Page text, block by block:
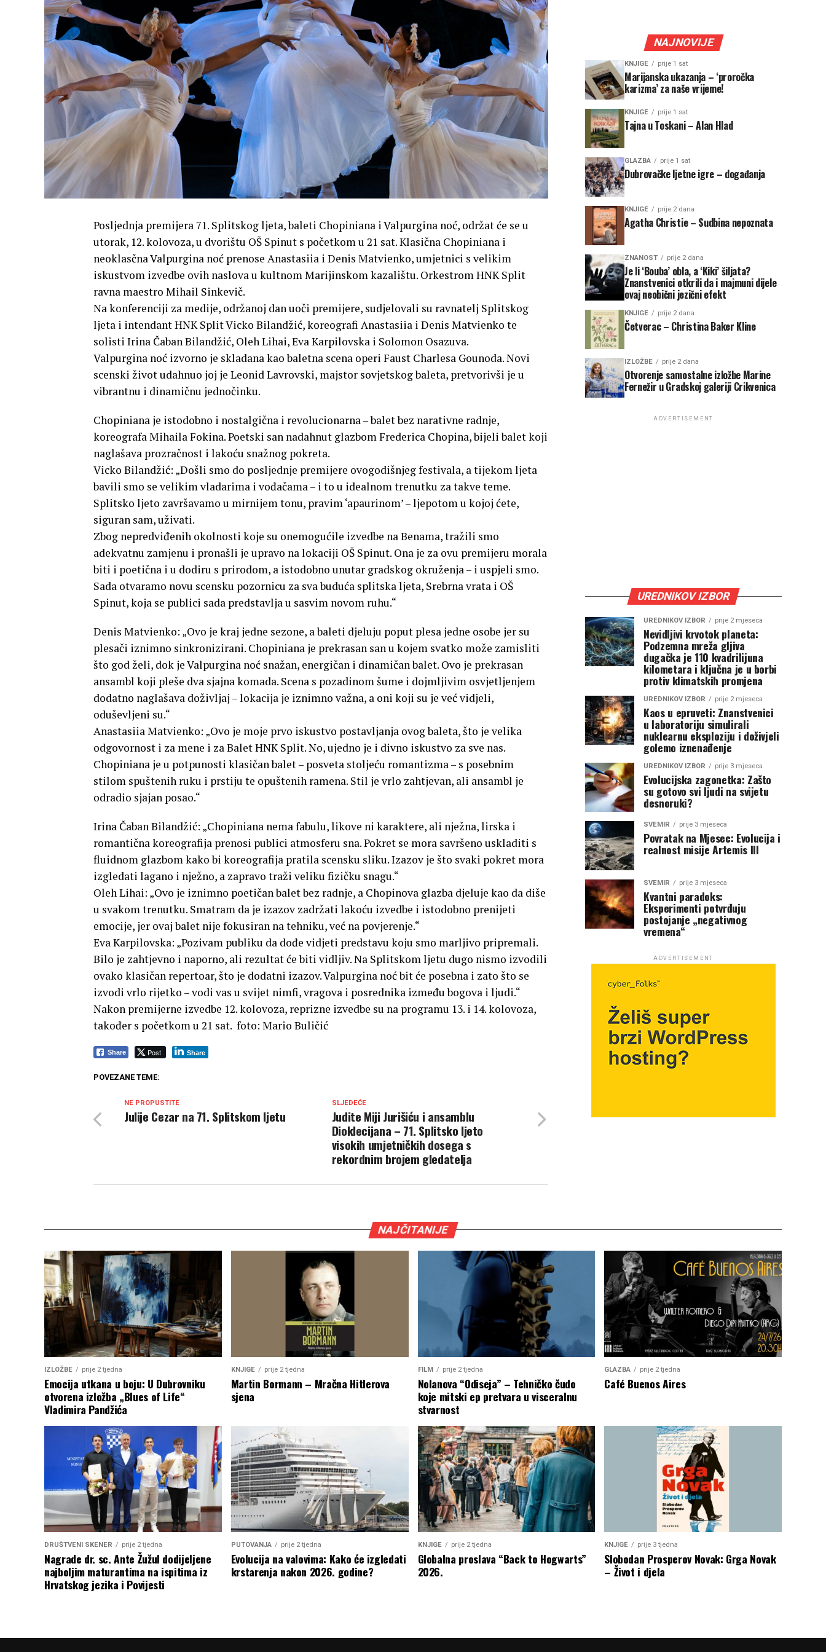
Posljednja premijera 71. Splitskog ljeta, baleti Chopiniana i Valpurgina noć, održat će se u
utorak, 12. kolovoza, u dvorištu OŠ Spinut s početkom u 21 sat. Klasična Chopiniana i
neoklasčna Valpurgina noć prenose Anastasiia i Denis Matvienko, umjetnici s velikim
iskustvom izvedbe ovih naslova u kultnom Marijinskom kazalištu. Orkestrom HNK Split
ravna maestro Mihail Sinkevič.
Na konferenciji za medije, održanoj dan uoči premijere, sudjelovali su ravnatelj Splitskog
ljeta i intendant HNK Split Vicko Bilandžić, koreografi Anastasiia i Denis Matvienko te
solisti Irina Čaban Bilandžić, Oleh Lihai, Eva Karpilovska i Solomon Osazuva.
Valpurgina noć izvorno je skladana kao baletna scena operi Faust Charlesa Gounoda. Novi
scenski život udahnuo joj je Leonid Lavrovski, majstor sovjetskog baleta, pretvorivši je u
vibrantnu i dinamičnu jednočinku.
Chopiniana je istodobno i nostalgična i revolucionarna – balet bez narativne radnje,
koreografa Mihaila Fokina. Poetski san nadahnut glazbom Frederica Chopina, bijeli balet koji
naglašava prozračnost i lakoću snažnog pokreta.
Vicko Bilandžić: „Došli smo do posljednje premijere ovogodišnjeg festivala, a tijekom ljeta
bavili smo se velikim vladarima i vođačama – i to u idealnom trenutku za takve teme.
Splitsko ljeto završavamo u mirnijem tonu, pravim ‘apaurinom’ – ljepotom u kojoj ćete,
siguran sam, uživati.
Zbog nepredviđenih okolnosti koje su onemogućile izvedbe na Benama, tražili smo
adekvatnu zamjenu i pronašli je upravo na lokaciji OŠ Spinut. Ona je za ovu premijeru morala
biti i poetična i u dodiru s prirodom, a istodobno unutar gradskog okruženja – i uspjeli smo.
Sada otvaramo novu scensku pozornicu za sva buduća splitska ljeta, Srebrna vrata i OŠ
Spinut, koja se publici sada predstavlja u sasvim novom ruhu.“
Denis Matvienko: „Ovo je kraj jedne sezone, a baleti djeluju poput plesa jedne osobe jer su
plesači iznimno sinkronizirani. Chopiniana je prekrasan san u kojem svatko može zamisliti
što god želi, dok je Valpurgina noć snažan, energičan i dinamičan balet. Ovo je prekrasan
ansambl koji pleše dva sjajna komada. Scena s pozadinom šume i dojmljivim osvjetljenjem
dodatno naglašava doživljaj – lokacija je iznimno važna, a oni koji su je već vidjeli,
oduševljeni su.“
Anastasiia Matvienko: „Ovo je moje prvo iskustvo postavljanja ovog baleta, što je velika
odgovornost i za mene i za Balet HNK Split. No, ujedno je i divno iskustvo za sve nas.
Chopiniana je u potpunosti klasičan balet – posveta stoljeću romantizma – s posebnim
stilom spuštenih ruku i prstiju te opuštenih ramena. Stil je vrlo zahtjevan, ali ansambl je
odradio sjajan posao.“
Irina Čaban Bilandžić: „Chopiniana nema fabulu, likove ni karaktere, ali nježna, lirska i
romantična koreografija prenosi publici atmosferu sna. Pokret se mora savršeno uskladiti s
fluidnom glazbom kako bi koreografija pratila scensku sliku. Izazov je što svaki pokret mora
izgledati lagano i nježno, a zapravo traži veliku fizičku snagu.“
Oleh Lihai: „Ovo je iznimno poetičan balet bez radnje, a Chopinova glazba djeluje kao da diše
u svakom trenutku. Smatram da je izazov zadržati lakoću izvedbe i istodobno prenijeti
emocije, jer ovaj balet nije fokusiran na tehniku, već na povjerenje.“
Eva Karpilovska: „Pozivam publiku da dođe vidjeti predstavu koju smo marljivo pripremali.
Bilo je zahtjevno i naporno, ali rezultat će biti vidljiv. Na Splitskom ljetu dugo nismo izvodili
ovako klasičan repertoar, što je dodatni izazov. Valpurgina noć bit će posebna i zato što se
izvodi vrlo rijetko – vodi vas u svijet nimfi, vragova i posrednika između bogova i ljudi.“
Nakon premijerne izvedbe 12. kolovoza, reprizne izvedbe su na programu 13. i 14. kolovoza,
također s početkom u 21 sat. foto: Mario Buličić
Share Post Share
POVEZANE TEME:
SLJEDEĆE
Judite Miji Jurišiću i ansamblu
Dioklecijana – 71. Splitsko ljeto
visokih umjetničkih dosega s
rekordnim brojem gledatelja
NE PROPUSTITE
Julije Cezar na 71. Splitskom ljetu
NAJNOVIJE
KNJIGE prije 1 sat
Marijanska ukazanja – ‘proročka
karizma’ za naše vrijeme!
KNJIGE prije 1 sat
Tajna u Toskani – Alan Hlad
GLAZBA prije 1 sat
Dubrovačke ljetne igre – događanja
KNJIGE prije 2 dana
Agatha Christie – Sudbina nepoznata
ZNANOST prije 2 dana
Je li ‘Bouba’ obla, a ‘Kiki’ šiljata?
Znanstvenici otkrili da i majmuni dijele
ovaj neobični jezični efekt
KNJIGE prije 2 dana
Četverac – Christina Baker Kline
IZLOŽBE prije 2 dana
Otvorenje samostalne izložbe Marine
Fernežir u Gradskoj galeriji Crikvenica
ADVERTISEMENT
UREDNIKOV IZBOR
UREDNIKOV IZBOR prije 2 mjeseca
Nevidljivi krvotok planeta:
Podzemna mreža gljiva
dugačka je 110 kvadrilijuna
kilometara i ključna je u borbi
protiv klimatskih promjena
UREDNIKOV IZBOR prije 2 mjeseca
Kaos u epruveti: Znanstvenici
u laboratoriju simulirali
nuklearnu eksploziju i doživjeli
golemo iznenađenje
UREDNIKOV IZBOR prije 3 mjeseca
Evolucijska zagonetka: Zašto
su gotovo svi ljudi na svijetu
desnoruki?
SVEMIR prije 3 mjeseca
Povratak na Mjesec: Evolucija i
realnost misije Artemis III
SVEMIR prije 3 mjeseca
Kvantni paradoks:
Eksperimenti potvrđuju
postojanje „negativnog
vremena“
ADVERTISEMENT
NAJČITANIJE
IZLOŽBE prije 2 tjedna
Emocija utkana u boju: U Dubrovniku
otvorena izložba „Blues of Life“
Vladimira Pandžića
KNJIGE prije 2 tjedna
Martin Bormann – Mračna Hitlerova
sjena
FILM prije 2 tjedna
Nolanova “Odiseja” – Tehničko čudo
koje mitski ep pretvara u visceralnu
stvarnost
GLAZBA prije 2 tjedna
Café Buenos Aires
DRUŠTVENI SKENER prije 2 tjedna
Nagrade dr. sc. Ante Žužul dodijeljene
najboljim maturantima na ispitima iz
Hrvatskog jezika i Povijesti
PUTOVANJA prije 2 tjedna
Evolucija na valovima: Kako će izgledati
krstarenja nakon 2026. godine?
KNJIGE prije 2 tjedna
Globalna proslava “Back to Hogwarts”
2026.
KNJIGE prije 3 tjedna
Slobodan Prosperov Novak: Grga Novak
– Život i djela